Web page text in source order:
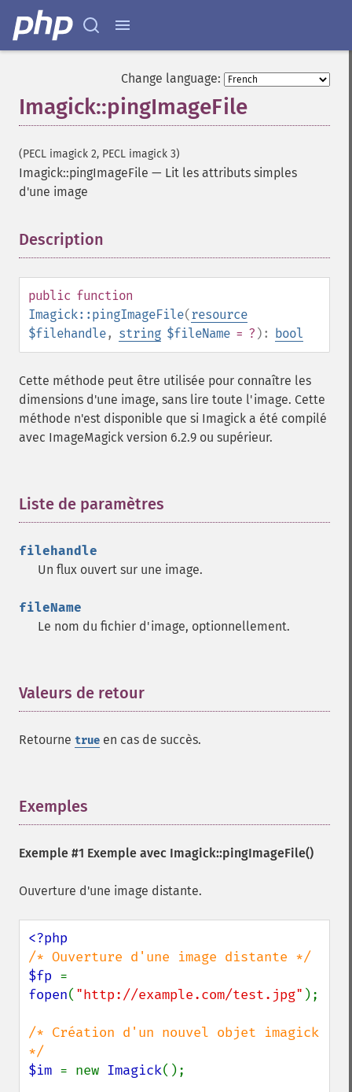
Change language:
Imagick::pingImageFile
(PECL imagick 2, PECL imagick 3)
Imagick::pingImageFile — Lit les attributs simples
d'une image
Description
public function
Imagick::pingImageFile(resource
$filehandle, string $fileName = ? ): bool
Cette méthode peut être utilisée pour connaître les
dimensions d'une image, sans lire toute l'image. Cette
méthode n'est disponible que si Imagick a été compilé
avec ImageMagick version 6.2.9 ou supérieur.
Liste de paramètres
filehandle
Un flux ouvert sur une image.
fileName
Le nom du fichier d'image, optionnellement.
Valeurs de retour
Retourne true en cas de succès.
Exemples
Exemple #1 Exemple avec Imagick::pingImageFile()
Ouverture d'une image distante.
$fp
fopen( "http://example.com/test.jpg" );
/* Création d'un nouvel objet imagick
$im = new Imagick();
Imagick
adaptiveBlurImage
adaptiveSharpenImage
addNoiseImage
affineTransformImage
animateImages
autoLevelImage
blackThresholdImage
blueShiftImage
blurImage
charcoalImage
clear
clipImage
clipPathImage
clutImage
colorMatrixImage
compareImageChannels
compositeImage
contrastStretchImage
count
cropThumbnailImage
current
cycleColormapImage
decipherImage
deleteImageArtifact
deleteImageProperty
deskewImage